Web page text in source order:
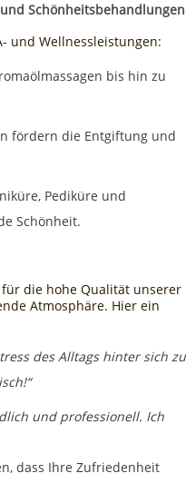
Schönheitsbehandlungen
und Wellnessleistungen:
bis hin zu
fördern die Entgiftung und
Pediküre und
Schönheit.
die hohe Qualität unserer
Atmosphäre. Hier ein
des Alltags hinter sich zu
und professionell. Ich
dass Ihre Zufriedenheit